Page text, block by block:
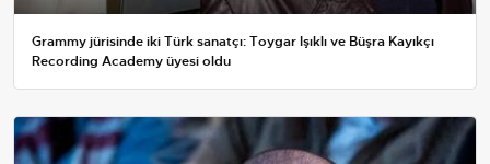
Grammy jürisinde iki Türk sanatçı: Toygar Işıklı ve Büşra Kayıkçı
Recording Academy üyesi oldu